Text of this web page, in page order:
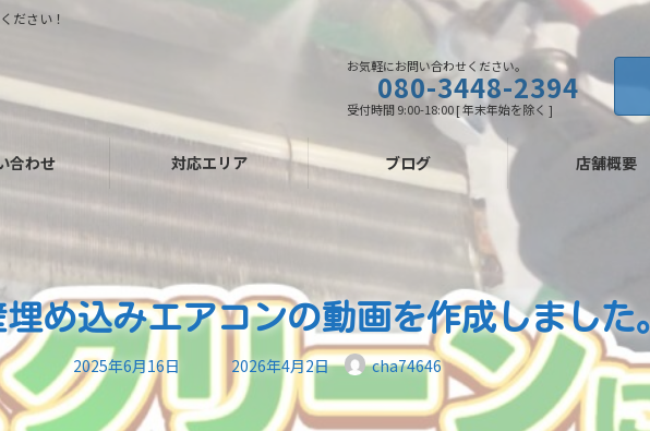
ださい！
お気軽にお問い合わせください。
080-3448-2394
受付時間 9:00-18:00 [ 年末年始を除く ]
合わせ 対応エリア ブログ 店舗概要
埋め込みエアコンの動画を作成しました
2025年6月16日 最
終
更
新
日
2026年4月2日 cha74646